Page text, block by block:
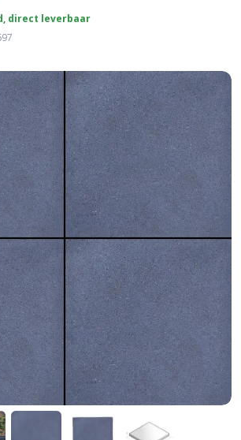
direct leverbaar